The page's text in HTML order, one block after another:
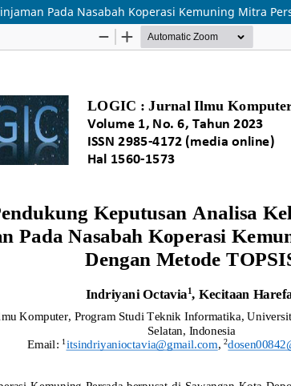
Pada Nasabah Koperasi Kemuning Mitra